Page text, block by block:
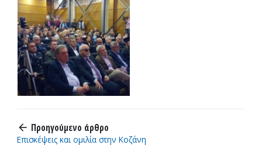
arrow_back Προηγούμενο άρθρο
Επισκέψεις και ομιλία στην Κοζάνη